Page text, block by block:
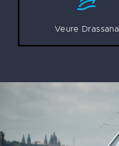
Veure Drassana